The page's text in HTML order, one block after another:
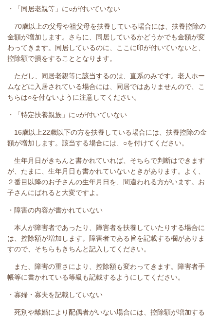
・「同居老親等」に○が付いていない
70歳以上の父母や祖父母を扶養している場合には、扶養控除の
金額が増加します。さらに、同居しているかどうかでも金額が変
わってきます。同居しているのに、ここに印が付いていないと、
控除額で損をすることとなります。
ただし、同居老親等に該当するのは、直系のみです。老人ホー
ムなどに入居されている場合には、同居ではありませんので、こ
ちらは○を付ないように注意してください。
・「特定扶養親族」に○が付いていない
16歳以上22歳以下の方を扶養している場合には、扶養控除の金
額が増加します。該当する場合には、○を付けてください。
生年月日がきちんと書かれていれば、そちらで判断はできます
が、たまに、生年月日も書かれていないときがあります。よく、
２番目以降のお子さんの生年月日を、間違われる方がいます。お
子さんにばれると大変ですよ。
・障害の内容が書かれていない
本人が障害者であったり、障害者を扶養していたりする場合に
は、控除額が増加します。障害者である旨を記載する欄がありま
すので、そちらもきちんと記入してください。
また、障害の重さにより、控除額も変わってきます。障害者手
帳等に書かれている等級も記載するようにしてください。
・寡婦・寡夫を記載していない
死別や離婚により配偶者がいない場合には、控除額が増加する